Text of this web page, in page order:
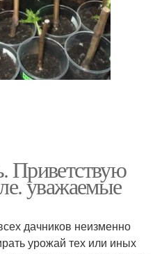
Приветствую
уважаемые
дачников неизменно
урожай тех или иных